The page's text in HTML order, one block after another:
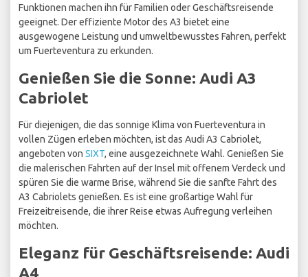
Funktionen machen ihn für Familien oder Geschäftsreisende
geeignet. Der effiziente Motor des A3 bietet eine
ausgewogene Leistung und umweltbewusstes Fahren, perfekt
um Fuerteventura zu erkunden.
Genießen Sie die Sonne: Audi A3
Cabriolet
Für diejenigen, die das sonnige Klima von Fuerteventura in
vollen Zügen erleben möchten, ist das Audi A3 Cabriolet,
angeboten von SIXT, eine ausgezeichnete Wahl. Genießen Sie
die malerischen Fahrten auf der Insel mit offenem Verdeck und
spüren Sie die warme Brise, während Sie die sanfte Fahrt des
A3 Cabriolets genießen. Es ist eine großartige Wahl für
Freizeitreisende, die ihrer Reise etwas Aufregung verleihen
möchten.
Eleganz für Geschäftsreisende: Audi
A4